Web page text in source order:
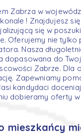
Zabrza w
! Znajdujesz
się w
Oferujemy nie
Nasza
dopasowana do
Zabrze. Dla
Zapewniamy
kandydaci
dobieramy oferty
mieszkańcy